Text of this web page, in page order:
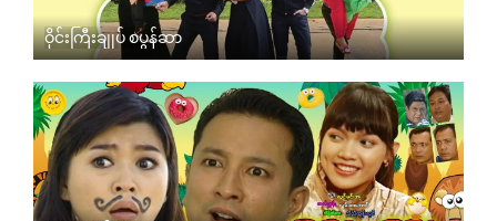
ဝိုင်းကြီးချုပ် စပွန်ဆာ